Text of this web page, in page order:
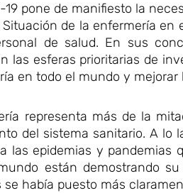
19 pone de manifiesto la
de la enfermería
de salud. En sus
las esferas prioritarias de
en todo el mundo y mejorar
representa más de la
del sistema sanitario. A lo
las epidemias y pandemias
están demostrando
se había puesto más